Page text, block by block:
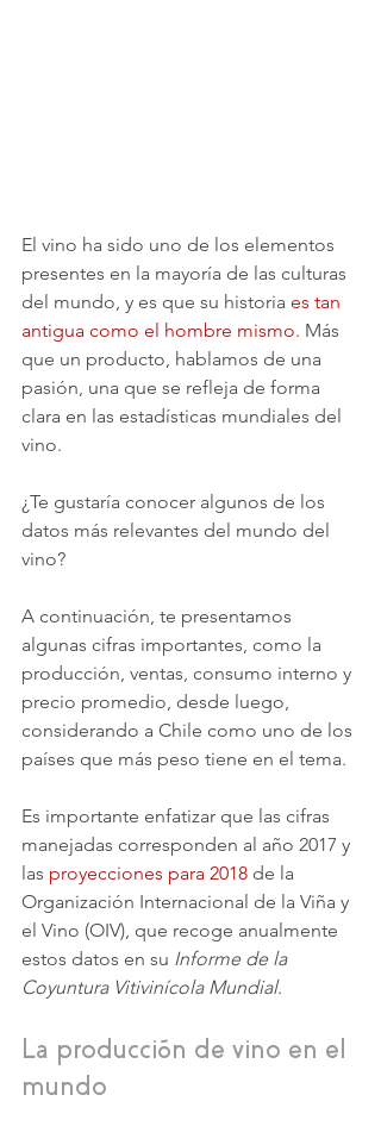
El vino ha sido uno de los elementos
presentes en la mayoría de las culturas
del mundo, y es que su historia es tan
antigua como el hombre mismo. Más
que un producto, hablamos de una
pasión, una que se refleja de forma
clara en las estadísticas mundiales del
vino.
¿Te gustaría conocer algunos de los
datos más relevantes del mundo del
vino?
A continuación, te presentamos
algunas cifras importantes, como la
producción, ventas, consumo interno y
precio promedio, desde luego,
considerando a Chile como uno de los
países que más peso tiene en el tema.
Es importante enfatizar que las cifras
manejadas corresponden al año 2017 y
las proyecciones para 2018 de la
Organización Internacional de la Viña y
el Vino (OIV), que recoge anualmente
estos datos en su Informe de la
Coyuntura Vitivinícola Mundial.
La producción de vino en el
mundo